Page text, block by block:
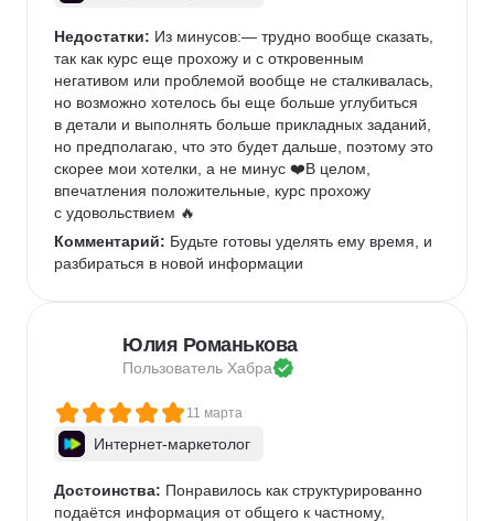
Недостатки: Из минусов:— трудно вообще сказать,
так как курс еще прохожу и с откровенным
негативом или проблемой вообще не сталкивалась,
но возможно хотелось бы еще больше углубиться
в детали и выполнять больше прикладных заданий,
но предполагаю, что это будет дальше, поэтому это
скорее мои хотелки, а не минус ❤️В целом,
впечатления положительные, курс прохожу
с удовольствием 🔥
Комментарий: Будьте готовы уделять ему время, и
разбираться в новой информации
Юлия Романькова
Пользователь Хабра
11 марта
Интернет-маркетолог
Достоинства: Понравилось как структурированно
подаётся информация от общего к частному,